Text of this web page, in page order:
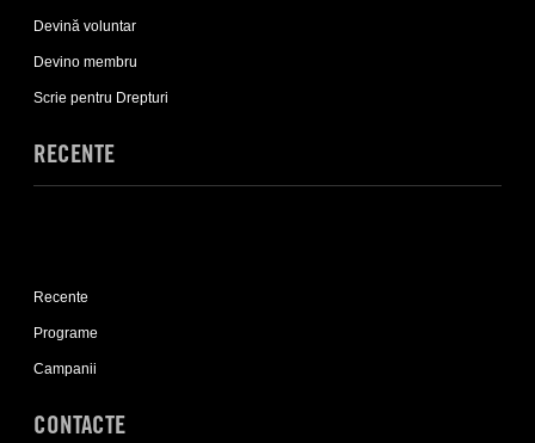
Implică-
te
sub-
list
Devină voluntar
Devino membru
Scrie pentru Drepturi
RECENTE
Recente
sub-
list
Recente
Programe
Campanii
CONTACTE